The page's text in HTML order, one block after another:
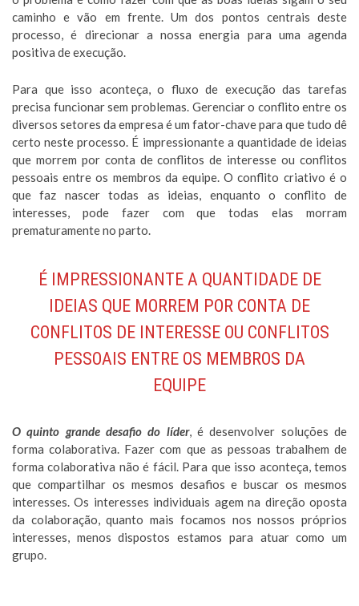
caminho e vão em frente. Um dos pontos centrais deste
processo, é direcionar a nossa energia para uma agenda
positiva de execução.
Para que isso aconteça, o fluxo de execução das tarefas
precisa funcionar sem problemas. Gerenciar o conflito entre os
diversos setores da empresa é um fator-chave para que tudo dê
certo neste processo. É impressionante a quantidade de ideias
que morrem por conta de conflitos de interesse ou conflitos
pessoais entre os membros da equipe. O conflito criativo é o
que faz nascer todas as ideias, enquanto o conflito de
interesses, pode fazer com que todas elas morram
prematuramente no parto.
É IMPRESSIONANTE A QUANTIDADE DE
IDEIAS QUE MORREM POR CONTA DE
CONFLITOS DE INTERESSE OU CONFLITOS
PESSOAIS ENTRE OS MEMBROS DA
EQUIPE
O quinto grande desafio do líder, é desenvolver soluções de
forma colaborativa. Fazer com que as pessoas trabalhem de
forma colaborativa não é fácil. Para que isso aconteça, temos
que compartilhar os mesmos desafios e buscar os mesmos
interesses. Os interesses individuais agem na direção oposta
da colaboração, quanto mais focamos nos nossos próprios
interesses, menos dispostos estamos para atuar como um
grupo.